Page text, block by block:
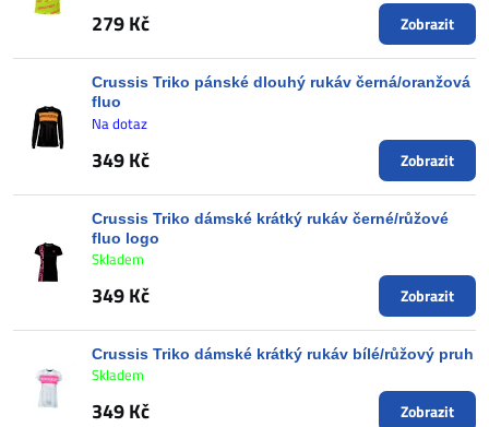
279 Kč Zobrazit
Crussis Triko pánské dlouhý rukáv černá/oranžová
fluo
Na dotaz
349 Kč Zobrazit
Crussis Triko dámské krátký rukáv černé/růžové
fluo logo
Skladem
349 Kč Zobrazit
Crussis Triko dámské krátký rukáv bílé/růžový pruh
Skladem
349 Kč Zobrazit